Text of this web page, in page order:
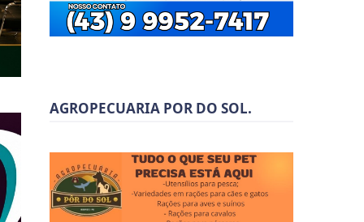
AGROPECUARIA POR DO SOL.